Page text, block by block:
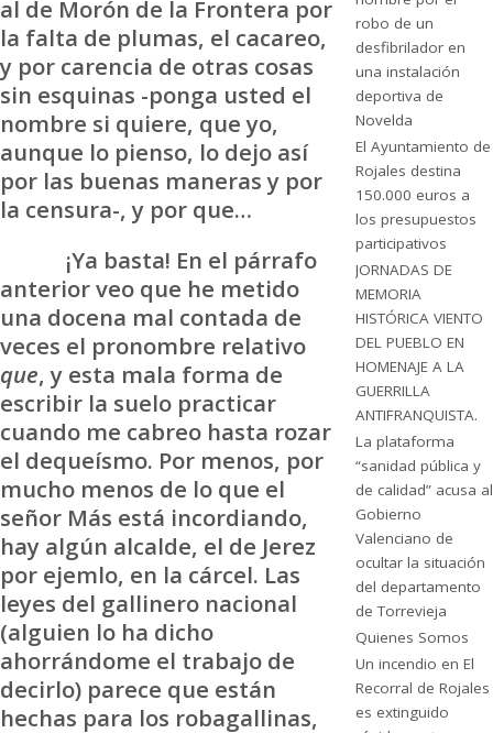
al de Morón de la Frontera por
la falta de plumas, el cacareo,
y por carencia de otras cosas
sin esquinas -ponga usted el
nombre si quiere, que yo,
aunque lo pienso, lo dejo así
por las buenas maneras y por
la censura-, y por que…
¡Ya basta! En el párrafo
anterior veo que he metido
una docena mal contada de
veces el pronombre relativo
que, y esta mala forma de
escribir la suelo practicar
cuando me cabreo hasta rozar
el dequeísmo. Por menos, por
mucho menos de lo que el
señor Más está incordiando,
hay algún alcalde, el de Jerez
por ejemlo, en la cárcel. Las
leyes del gallinero nacional
(alguien lo ha dicho
ahorrándome el trabajo de
decirlo) parece que están
hechas para los robagallinas,
robo de un
desfibrilador en
una instalación
deportiva de
Novelda
El Ayuntamiento de
Rojales destina
150.000 euros a
los presupuestos
participativos
JORNADAS DE
MEMORIA
HISTÓRICA VIENTO
DEL PUEBLO EN
HOMENAJE A LA
GUERRILLA
ANTIFRANQUISTA.
La plataforma
“sanidad pública y
de calidad” acusa al
Gobierno
Valenciano de
ocultar la situación
del departamento
de Torrevieja
Quienes Somos
Un incendio en El
Recorral de Rojales
es extinguido